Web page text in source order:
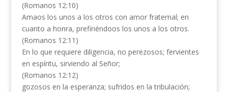
(Romanos 12:10)
Amaos los unos a los otros con amor fraternal; en
cuanto a honra, prefiriéndoos los unos a los otros.
(Romanos 12:11)
En lo que requiere diligencia, no perezosos; fervientes
en espíritu, sirviendo al Señor;
(Romanos 12:12)
gozosos en la esperanza; sufridos en la tribulación;